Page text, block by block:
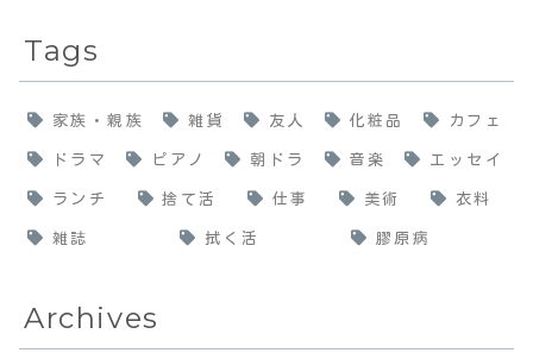
Tags
家族・親族 雑貨 友人 化粧品 カフェ
ドラマ ピアノ 朝ドラ 音楽 エッセイ
ランチ 捨て活 仕事 美術 衣料
雑誌 拭く活 膠原病
Archives